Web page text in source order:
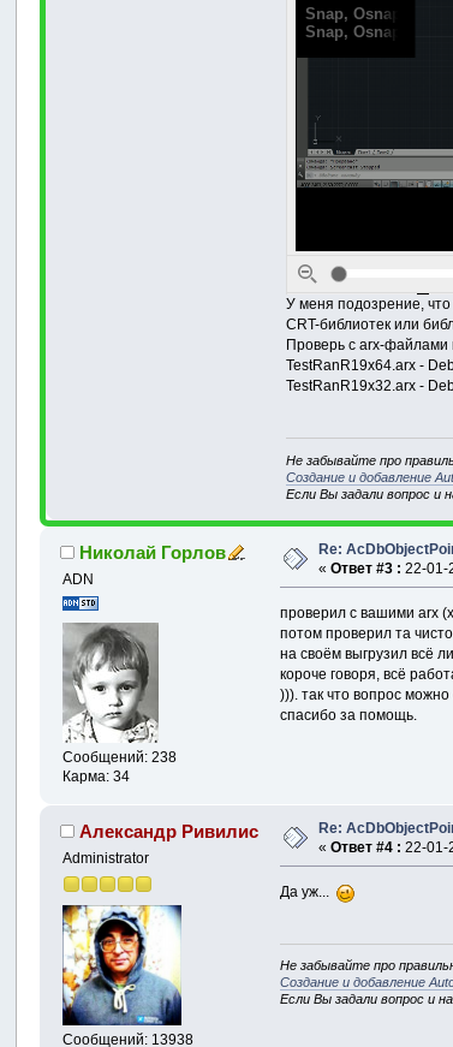
У меня подозрение,
CRT-библиотек или
Проверь с arx-файлами
TestRanR19x64.arx -
TestRanR19x32.arx -
Не забывайте про
Создание и добавление
Если Вы задали вопрос и
Николай Горлов
ADN
Сообщений: 238
Карма: 34
Re:
«Ответ #3 : 22-01-
проверил с вашими arx
потом проверил та
на своём выгрузил всё
короче говоря, всё
))). так что вопрос
спасибо за помощь.
Александр Ривилис
Administrator
Сообщений: 13938
Re:
«Ответ #4 : 22-01-
Да уж...
Не забывайте про
Создание и добавление
Если Вы задали вопрос и